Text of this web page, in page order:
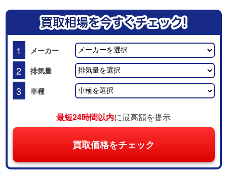
1 メーカー
2 排気量
3 車種
最短24時間以内に最高額を提示
買取価格をチェック